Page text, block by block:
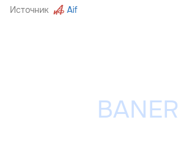
Источник Aif